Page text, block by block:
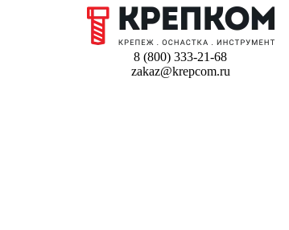
8 (800) 333-21-68
zakaz@krepcom.ru